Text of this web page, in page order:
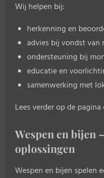
Wij helpen bij:
herkenning en
advies bij vondst van
ondersteuning bij
educatie en
samenwerking met
Lees verder op de pagina
Wespen en bijen
oplossingen
Wespen en bijen spelen